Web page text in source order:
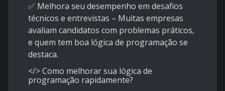
✅ Melhora seu desempenho em desafios
técnicos e entrevistas – Muitas empresas
avaliam candidatos com problemas práticos,
e quem tem boa lógica de programação se
destaca.
</> Como melhorar sua lógica de
programação rapidamente?